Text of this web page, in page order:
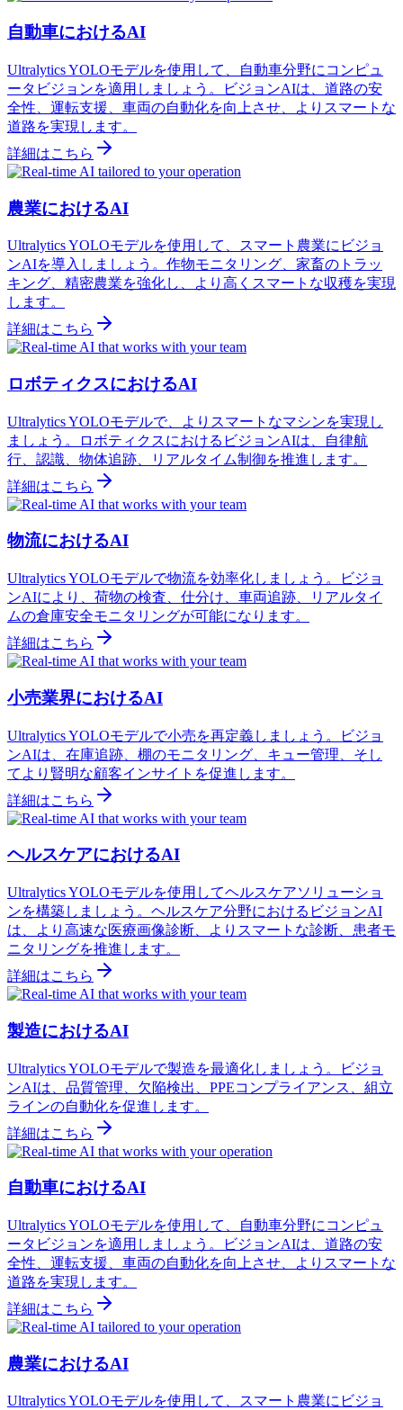
自動車におけるAI
Ultralytics YOLOモデルを使用して、自動車分野にコンピュ
ータビジョンを適用しましょう。ビジョンAIは、道路の安
全性、運転支援、車両の自動化を向上させ、よりスマートな
道路を実現します。
詳細はこちら
農業におけるAI
Ultralytics YOLOモデルを使用して、スマート農業にビジョ
ンAIを導入しましょう。作物モニタリング、家畜のトラッ
キング、精密農業を強化し、より高くスマートな収穫を実現
します。
詳細はこちら
ロボティクスにおけるAI
Ultralytics YOLOモデルで、よりスマートなマシンを実現し
ましょう。ロボティクスにおけるビジョンAIは、自律航
行、認識、物体追跡、リアルタイム制御を推進します。
詳細はこちら
物流におけるAI
Ultralytics YOLOモデルで物流を効率化しましょう。ビジョ
ンAIにより、荷物の検査、仕分け、車両追跡、リアルタイ
ムの倉庫安全モニタリングが可能になります。
詳細はこちら
小売業界におけるAI
Ultralytics YOLOモデルで小売を再定義しましょう。ビジョ
ンAIは、在庫追跡、棚のモニタリング、キュー管理、そし
てより賢明な顧客インサイトを促進します。
詳細はこちら
ヘルスケアにおけるAI
Ultralytics YOLOモデルを使用してヘルスケアソリューショ
ンを構築しましょう。ヘルスケア分野におけるビジョンAI
は、より高速な医療画像診断、よりスマートな診断、患者モ
ニタリングを推進します。
詳細はこちら
製造におけるAI
Ultralytics YOLOモデルで製造を最適化しましょう。ビジョ
ンAIは、品質管理、欠陥検出、PPEコンプライアンス、組立
ラインの自動化を促進します。
詳細はこちら
自動車におけるAI
Ultralytics YOLOモデルを使用して、自動車分野にコンピュ
ータビジョンを適用しましょう。ビジョンAIは、道路の安
全性、運転支援、車両の自動化を向上させ、よりスマートな
道路を実現します。
詳細はこちら
農業におけるAI
Ultralytics YOLOモデルを使用して、スマート農業にビジョ